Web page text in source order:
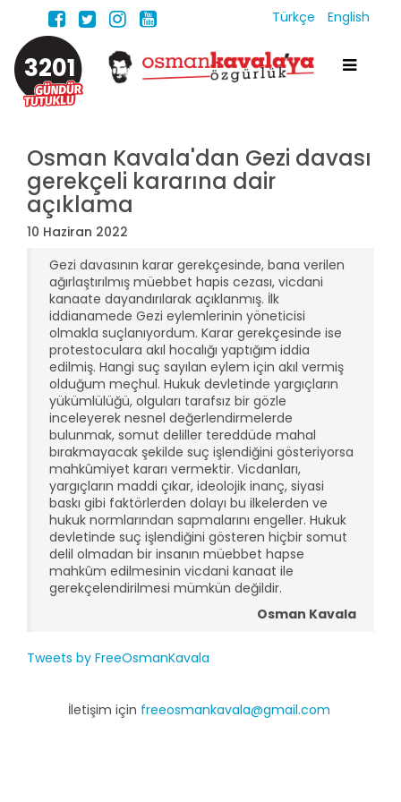
Türkçe English
3201
Osman Kavala'dan Gezi davası
gerekçeli kararına dair
açıklama
10 Haziran 2022
Gezi davasının karar gerekçesinde, bana verilen
ağırlaştırılmış müebbet hapis cezası, vicdani
kanaate dayandırılarak açıklanmış. İlk
iddianamede Gezi eylemlerinin yöneticisi
olmakla suçlanıyordum. Karar gerekçesinde ise
protestoculara akıl hocalığı yaptığım iddia
edilmiş. Hangi suç sayılan eylem için akıl vermiş
olduğum meçhul. Hukuk devletinde yargıçların
yükümlülüğü, olguları tarafsız bir gözle
inceleyerek nesnel değerlendirmelerde
bulunmak, somut deliller tereddüde mahal
bırakmayacak şekilde suç işlendiğini gösteriyorsa
mahkûmiyet kararı vermektir. Vicdanları,
yargıçların maddi çıkar, ideolojik inanç, siyasi
baskı gibi faktörlerden dolayı bu ilkelerden ve
hukuk normlarından sapmalarını engeller. Hukuk
devletinde suç işlendiğini gösteren hiçbir somut
delil olmadan bir insanın müebbet hapse
mahkûm edilmesinin vicdani kanaat ile
gerekçelendirilmesi mümkün değildir.
Osman Kavala
Tweets by FreeOsmanKavala
İletişim için freeosmankavala@gmail.com